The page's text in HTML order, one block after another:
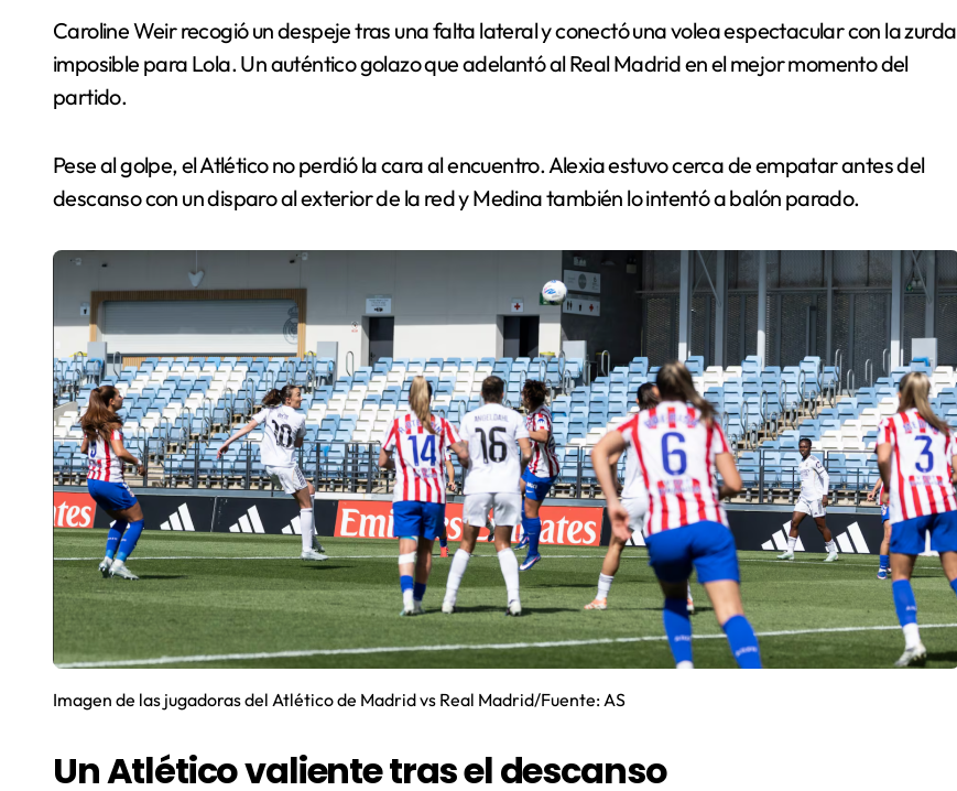
Caroline Weir recogió un despeje tras una falta lateral y conectó una volea espectacular con la zurda
imposible para Lola. Un auténtico golazo que adelantó al Real Madrid en el mejor momento del
partido.
Pese al golpe, el Atlético no perdió la cara al encuentro. Alexia estuvo cerca de empatar antes del
descanso con un disparo al exterior de la red y Medina también lo intentó a balón parado.
Imagen de las jugadoras del Atlético de Madrid vs Real Madrid/Fuente: AS
Un Atlético valiente tras el descanso